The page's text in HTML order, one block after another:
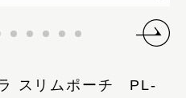
ラ スリムポーチ PL-